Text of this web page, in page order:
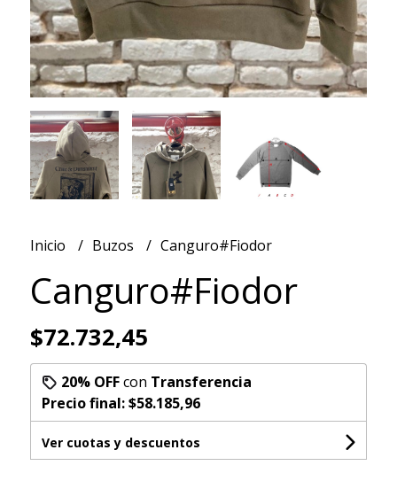
Inicio Buzos Canguro#Fiodor
Canguro#Fiodor
$72.732,45
20% OFFcon Transferencia
Precio final:$58.185,96
Ver cuotas y descuentos